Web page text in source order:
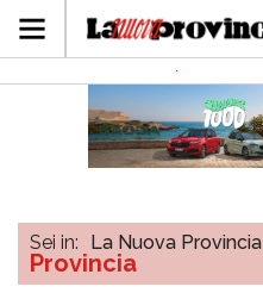
Sei in: La Nuova Provincia
Provincia